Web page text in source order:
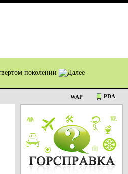
поколении
WAP PDA